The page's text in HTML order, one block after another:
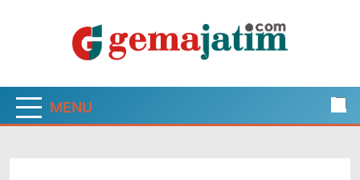
Gema Jatim
MENU